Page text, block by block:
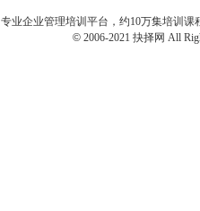
专业企业管理培训 平台，约10万集培训课
© 2006-2021 抉择网 All